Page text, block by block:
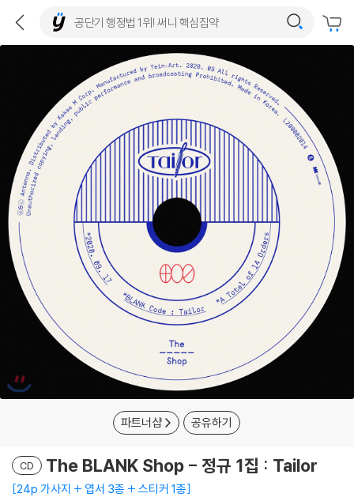
파트너샵 공유하기
CD The BLANK Shop - 정규 1집 : Tailor
24p 가사지 + 엽서 3종 + 스티커 1종